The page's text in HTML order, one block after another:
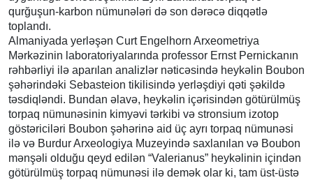
qurğuşun-karbon nümunələri də son dərəcə diqqətlə
toplandı.
Almaniyada yerləşən Curt Engelhorn Arxeometriya
Mərkəzinin laboratoriyalarında professor Ernst Pernickanın
rəhbərliyi ilə aparılan analizlər nəticəsində heykəlin Boubon
şəhərindəki Sebasteion tikilisində yerləşdiyi qəti şəkildə
təsdiqləndi. Bundan əlavə, heykəlin içərisindən götürülmüş
torpaq nümunəsinin kimyəvi tərkibi və stronsium izotop
göstəriciləri Boubon şəhərinə aid üç ayrı torpaq nümunəsi
ilə və Burdur Arxeologiya Muzeyində saxlanılan və Boubon
mənşəli olduğu qeyd edilən “Valerianus” heykəlinin içindən
götürülmüş torpaq nümunəsi ilə demək olar ki, tam üst-üstə